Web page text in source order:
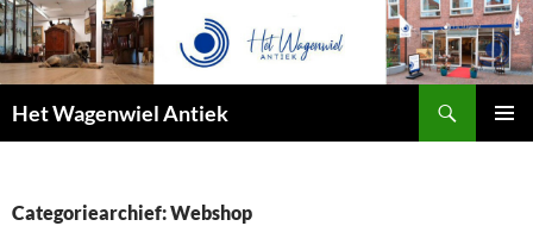
Het Wagenwiel Antiek
Categoriearchief: Webshop